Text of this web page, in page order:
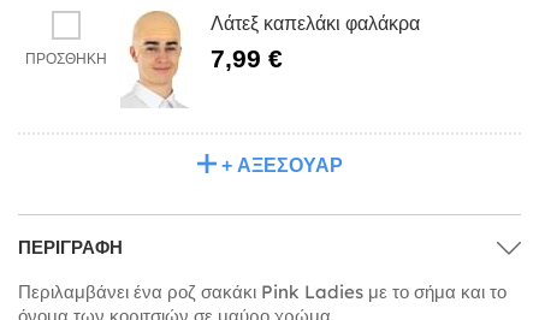
ΠΡΟΣΘΉΚΗ
Λάτεξ καπελάκι φαλάκρα
7,99 €
+ ΑΞΕΣΟΥΆΡ
ΠΕΡΙΓΡΑΦΉ
Περιλαμβάνει ένα ροζ σακάκι Pink Ladies με το σήμα και το
όνομα των κοριτσιών σε μαύρο χρώμα.